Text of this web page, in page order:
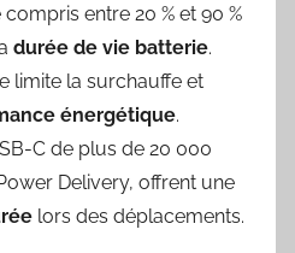
entre 20 % et 90 %
durée de vie batterie.
limite la surchauffe et
énergétique.
C de plus de 20 000
Delivery, offrent une
lors des déplacements.